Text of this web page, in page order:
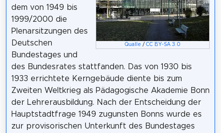
Qualle /CC BY-SA 3.0
dem von 1949 bis
1999/2000 die
Plenarsitzungen des
Deutschen
Bundestages und
des Bundesrates stattfanden. Das von 1930 bis
1933 errichtete Kerngebäude diente bis zum
Zweiten Weltkrieg als Pädagogische Akademie Bonn
der Lehrerausbildung. Nach der Entscheidung der
Hauptstadtfrage 1949 zugunsten Bonns wurde es
zur provisorischen Unterkunft des Bundestages